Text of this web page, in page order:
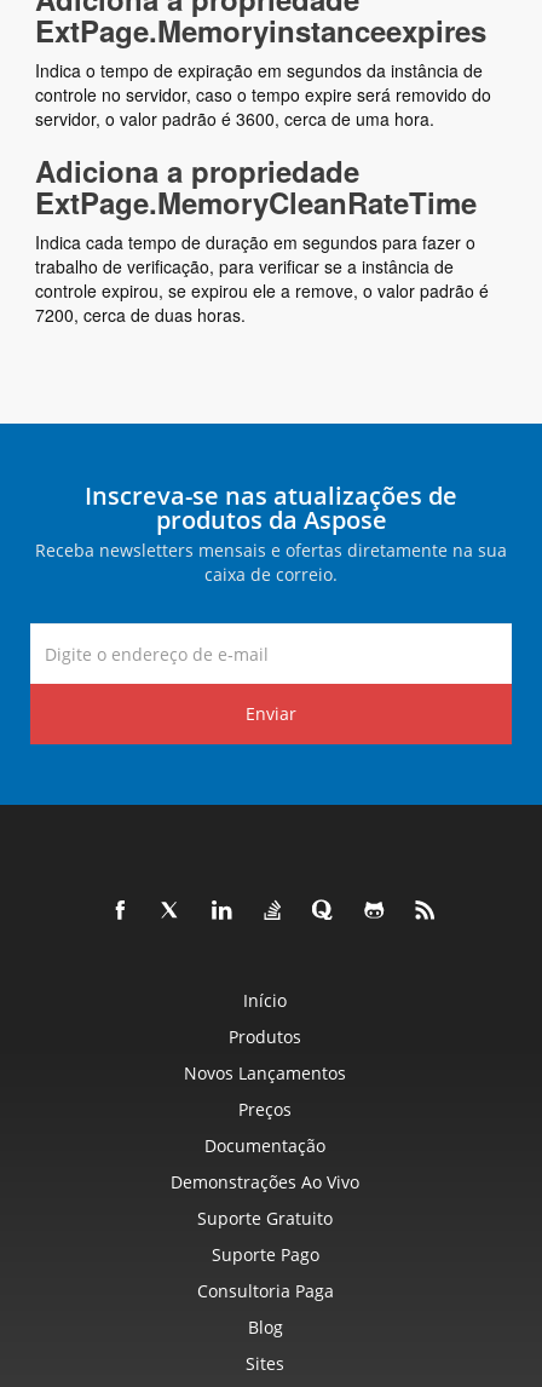
ExtPage.Memoryinstanceexpires
Indica o tempo de expiração em segundos da instância de
controle no servidor, caso o tempo expire será removido do
servidor, o valor padrão é 3600, cerca de uma hora.
Adiciona a propriedade
ExtPage.MemoryCleanRateTime
Indica cada tempo de duração em segundos para fazer o
trabalho de verificação, para verificar se a instância de
controle expirou, se expirou ele a remove, o valor padrão é
7200, cerca de duas horas.
Inscreva-se nas atualizações de
produtos da Aspose
Receba newsletters mensais e ofertas diretamente na sua
caixa de correio.
Enviar
Início
Produtos
Novos Lançamentos
Preços
Documentação
Demonstrações Ao Vivo
Suporte Gratuito
Suporte Pago
Consultoria Paga
Blog
Sites